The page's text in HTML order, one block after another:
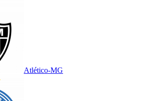
Atlético-MG